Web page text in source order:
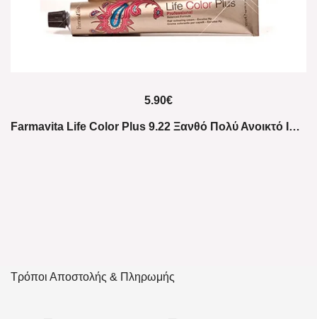
5.90€
Farmavita Life Color Plus 9.22 Ξανθό Πολύ Ανοικτό Ιριζέ Ροζέ
Τρόποι Αποστολής & Πληρωμής